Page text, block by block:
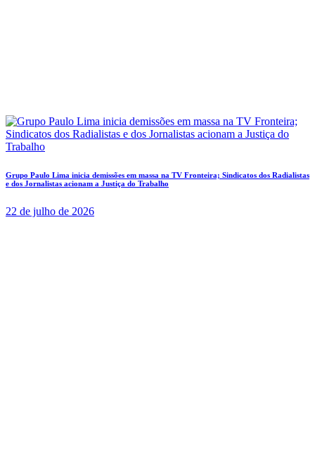
Grupo Paulo Lima inicia demissões em massa na TV Fronteira; Sindicatos dos Radialistas
e dos Jornalistas acionam a Justiça do Trabalho
22 de julho de 2026